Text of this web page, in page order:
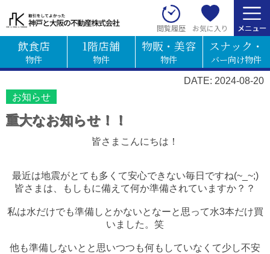
閲覧履歴 お気に入り
飲食店
物件
1階店舗
物件
物販・美容
物件
スナック・
バー向け物件
DATE: 2024-08-20
お知らせ
重大なお知らせ！！
皆さまこんにちは！
最近は地震がとても多くて安心できない毎日ですね(~_~;)
皆さまは、もしもに備えて何か準備されていますか？？
私は水だけでも準備しとかないとなーと思って水3本だけ買
いました。笑
他も準備しないとと思いつつも何もしていなくて少し不安